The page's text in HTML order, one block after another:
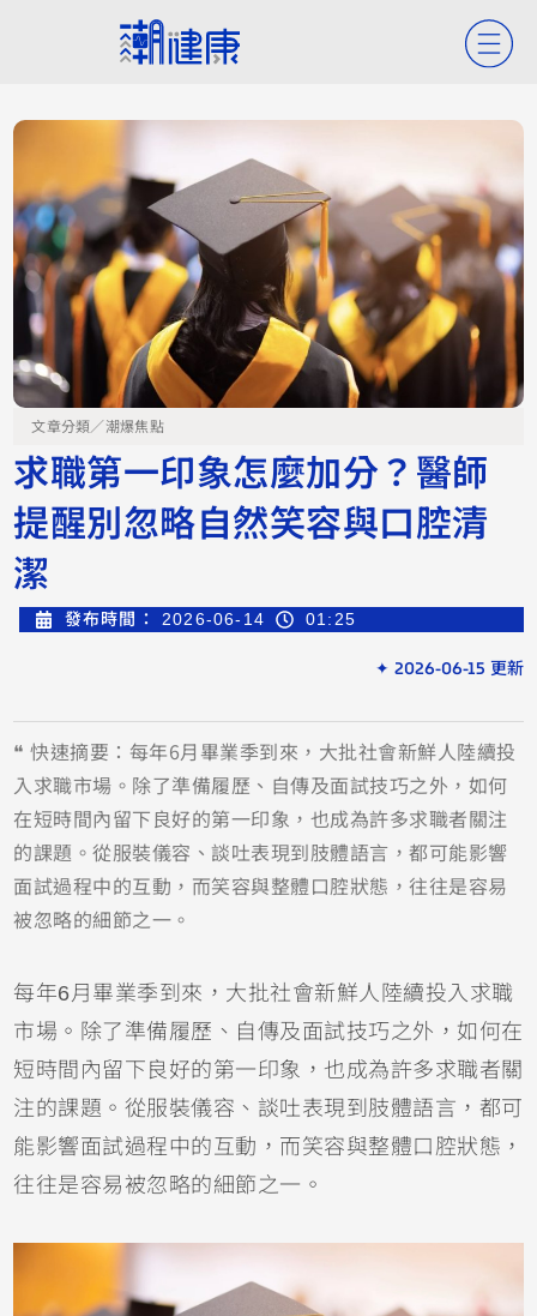
文章分類／潮爆焦點
求職第一印象怎麼加分？醫師
提醒別忽略自然笑容與口腔清
潔
發布時間： 2026-06-14 01:25
✦ 2026-06-15 更新
❝ 快速摘要：每年6月畢業季到來，大批社會新鮮人陸續投
入求職市場。除了準備履歷、自傳及面試技巧之外，如何
在短時間內留下良好的第一印象，也成為許多求職者關注
的課題。從服裝儀容、談吐表現到肢體語言，都可能影響
面試過程中的互動，而笑容與整體口腔狀態，往往是容易
被忽略的細節之一。
每年6月畢業季到來，大批社會新鮮人陸續投入求職
市場。除了準備履歷、自傳及面試技巧之外，如何在
短時間內留下良好的第一印象，也成為許多求職者關
注的課題。從服裝儀容、談吐表現到肢體語言，都可
能影響面試過程中的互動，而笑容與整體口腔狀態，
往往是容易被忽略的細節之一。